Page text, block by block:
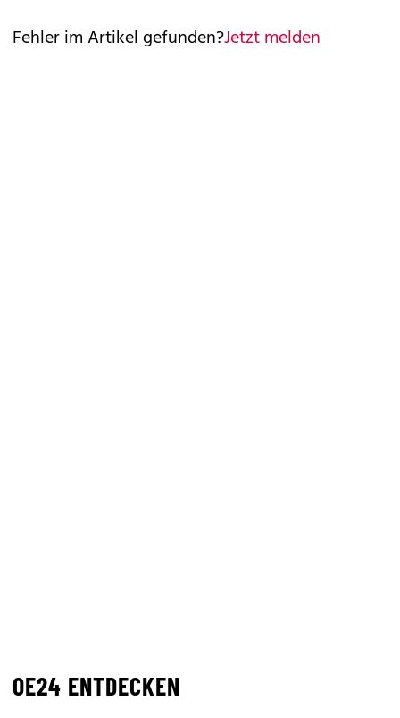
Fehler im Artikel gefunden?Jetzt melden
OE24 ENTDECKEN